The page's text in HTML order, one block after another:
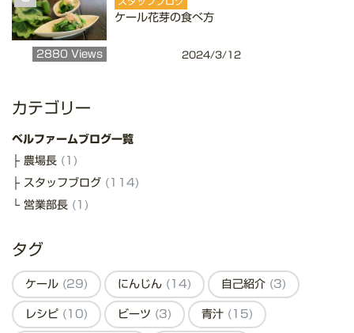
ケール花芽の食べ方
2880 Views 2024/3/12
カテゴリー
ベルファームブログ一覧
農場長 (1)
スタッフブログ (114)
営業部長 (1)
タグ
ケール (29) にんじん (14) 自己紹介 (3)
レシピ (10) ビーツ (3) 青汁 (15)